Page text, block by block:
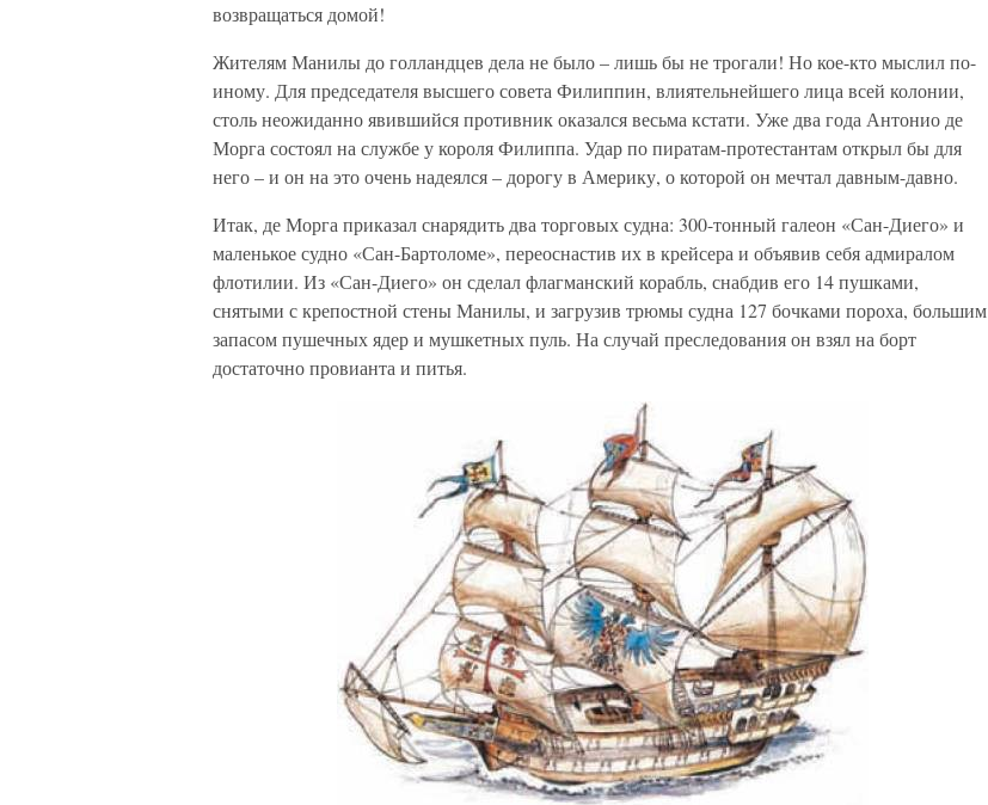
возвращаться домой!
Жителям Манилы до голландцев дела не было – лишь бы не трогали! Но кое-кто мыслил по-
иному. Для председателя высшего совета Филиппин, влиятельнейшего лица всей колонии,
столь неожиданно явившийся противник оказался весьма кстати. Уже два года Антонио де
Морга состоял на службе у короля Филиппа. Удар по пиратам-протестантам открыл бы для
него – и он на это очень надеялся – дорогу в Америку, о которой он мечтал давным-давно.
Итак, де Морга приказал снарядить два торговых судна: 300-тонный галеон «Сан-Диего» и
маленькое судно «Сан-Бартоломе», переоснастив их в крейсера и объявив себя адмиралом
флотилии. Из «Сан-Диего» он сделал флагманский корабль, снабдив его 14 пушками,
снятыми с крепостной стены Манилы, и загрузив трюмы судна 127 бочками пороха, большим
запасом пушечных ядер и мушкетных пуль. На случай преследования он взял на борт
достаточно провианта и питья.